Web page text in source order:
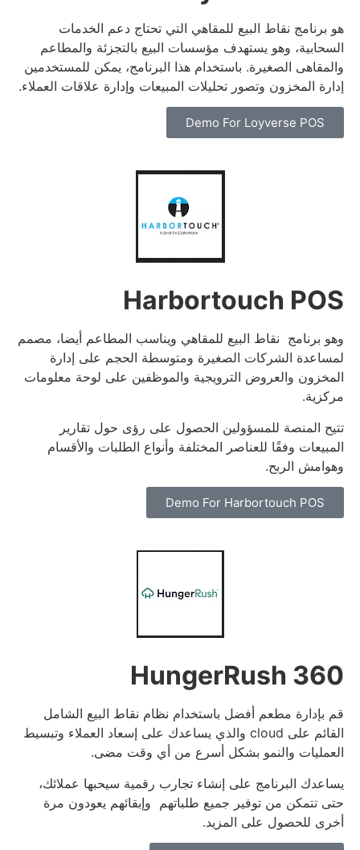
هو برنامج نقاط البيع للمقاهي التي تحتاج دعم الخدمات
السحابية، وهو يستهدف مؤسسات البيع بالتجزئة والمطاعم
والمقاهى الصغيرة. باستخدام هذا البرنامج، يمكن للمستخدمين
إدارة المخزون وتصور تحليلات المبيعات وإدارة علاقات العملاء.
Demo For Loyverse POS
Harbortouch POS
وهو برنامج نقاط البيع للمقاهي ويناسب المطاعم أيضا، مصمم
لمساعدة الشركات الصغيرة ومتوسطة الحجم على إدارة
المخزون والعروض الترويجية والموظفين على لوحة معلومات
مركزية.
تتيح المنصة للمسؤولين الحصول على رؤى حول تقارير
المبيعات وفقًا للعناصر المختلفة وأنواع الطلبات والأقسام
وهوامش الربح.
Demo For Harbortouch POS
HungerRush 360
قم بإدارة مطعم أفضل باستخدام نظام نقاط البيع الشامل
القائم على cloud والذي يساعدك على إسعاد العملاء وتبسيط
العمليات والنمو بشكل أسرع من أي وقت مضى.
يساعدك البرنامج على إنشاء تجارب رقمية سيحبها عملائك،
حتى تتمكن من توفير جميع طلباتهم وإبقائهم يعودون مرة
أخرى للحصول على المزيد.